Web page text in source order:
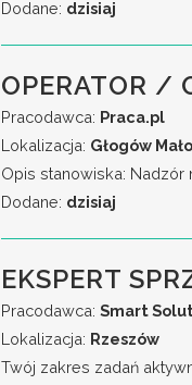
Dodane: dzisiaj
OPERATOR /
Pracodawca: Praca.pl
Lokalizacja: Głogów
Opis stanowiska: Nadzór
Dodane: dzisiaj
EKSPERT
Pracodawca: Smart
Lokalizacja: Rzeszów
Twój zakres zadań